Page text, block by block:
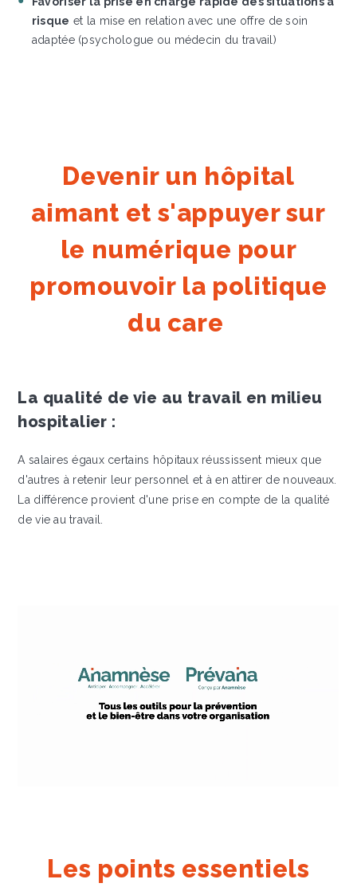
risque et la mise en relation avec une offre de soin
adaptée (psychologue ou médecin du travail)
Devenir un hôpital
aimant et s'appuyer sur
le numérique pour
promouvoir la politique
du care
La qualité de vie au travail en milieu
hospitalier :
A salaires égaux certains hôpitaux réussissent mieux que
d'autres à retenir leur personnel et à en attirer de nouveaux.
La différence provient d'une prise en compte de la qualité
de vie au travail.
Les points essentiels